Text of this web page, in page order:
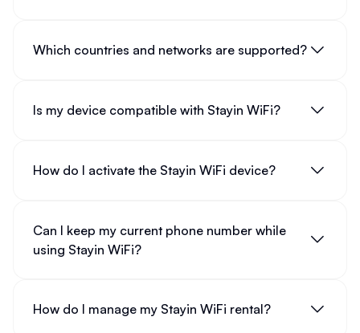
Which countries and networks are supported?
Is my device compatible with Stayin WiFi?
How do I activate the Stayin WiFi device?
Can I keep my current phone number while
using Stayin WiFi?
How do I manage my Stayin WiFi rental?